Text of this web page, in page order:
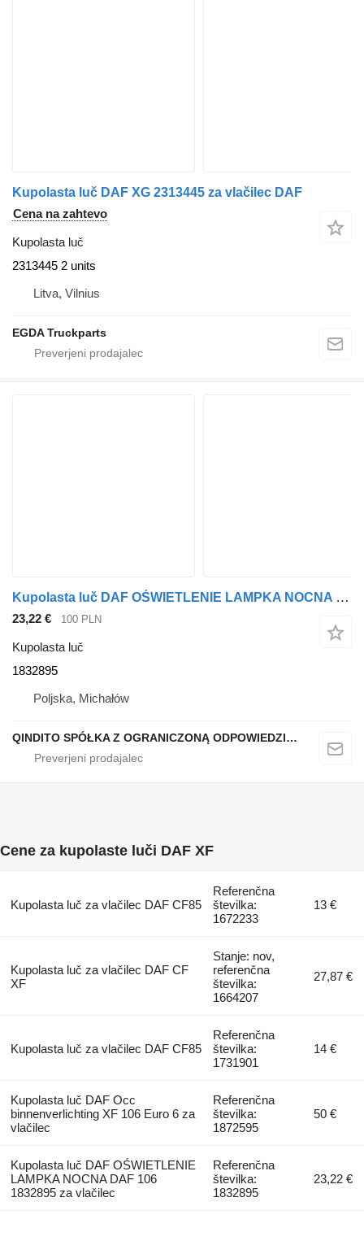
Kupolasta luč DAF XG 2313445 za vlačilec DAF
Cena na zahtevo
Kupolasta luč
2313445 2 units
Litva, Vilnius
EGDA Truckparts
Kupolasta luč DAF OŚWIETLENIE LAMPKA NOCNA DAF 106 1832895 za vlačilec
23,22 € 100 PLN
Kupolasta luč
1832895
Poljska, Michałów
QINDITO SPÓŁKA Z OGRANICZONĄ ODPOWIEDZIALNOŚCIĄ
Cene za kupolaste luči DAF XF
Kupolasta luč za vlačilec DAF CF85
Referenčna
številka:
1672233
13 €
Kupolasta luč za vlačilec DAF CF
XF
Stanje: nov,
referenčna
številka:
1664207
27,87 €
Kupolasta luč za vlačilec DAF CF85
Referenčna
številka:
1731901
14 €
Kupolasta luč DAF Occ
binnenverlichting XF 106 Euro 6 za
vlačilec
Referenčna
številka:
1872595
50 €
Kupolasta luč DAF OŚWIETLENIE
LAMPKA NOCNA DAF 106
1832895 za vlačilec
Referenčna
številka:
1832895
23,22 €